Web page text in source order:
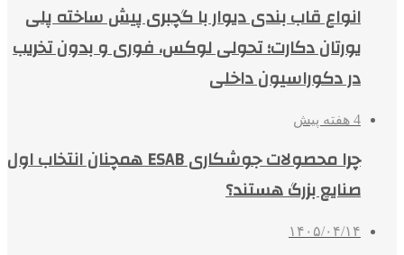
انواع قاب بندی دیوار با گچبری پیش ساخته پلی
یورتان دکارت؛ تحولی لوکس، فوری و بدون تخریب
در دکوراسیون داخلی
4 هفته پیش
چرا محصولات جوشکاری ESAB همچنان انتخاب اول
صنایع بزرگ هستند؟
۱۴۰۵/۰۴/۱۴